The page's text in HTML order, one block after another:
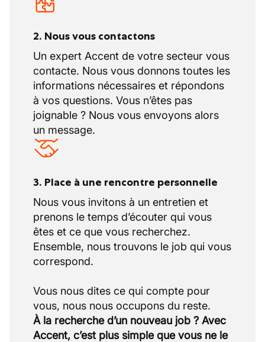
2. Nous vous contactons
Un expert Accent de votre secteur vous
contacte. Nous vous donnons toutes les
informations nécessaires et répondons
à vos questions. Vous n’êtes pas
joignable ? Nous vous envoyons alors
un message.
3. Place à une rencontre personnelle
Nous vous invitons à un entretien et
prenons le temps d’écouter qui vous
êtes et ce que vous recherchez.
Ensemble, nous trouvons le job qui vous
correspond.
Vous nous dites ce qui compte pour
À la recherche d’un nouveau job ? Avec
Accent, c’est plus simple que vous ne le